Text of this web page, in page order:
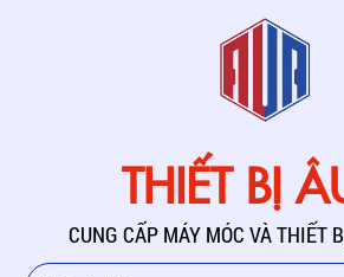
THIẾT BỊ
CUNG CẤP MÁY MÓC VÀ THIẾT